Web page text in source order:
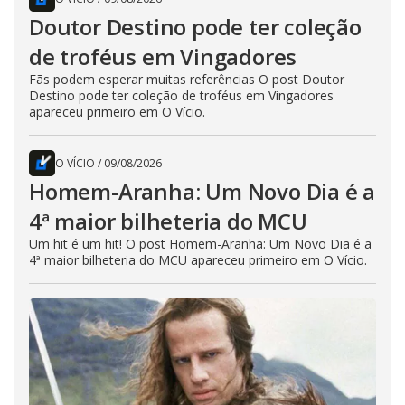
Doutor Destino pode ter coleção
de troféus em Vingadores
Fãs podem esperar muitas referências O post Doutor
Destino pode ter coleção de troféus em Vingadores
apareceu primeiro em O Vício.
O VÍCIO / 09/08/2026
Homem-Aranha: Um Novo Dia é a
4ª maior bilheteria do MCU
Um hit é um hit! O post Homem-Aranha: Um Novo Dia é a
4ª maior bilheteria do MCU apareceu primeiro em O Vício.